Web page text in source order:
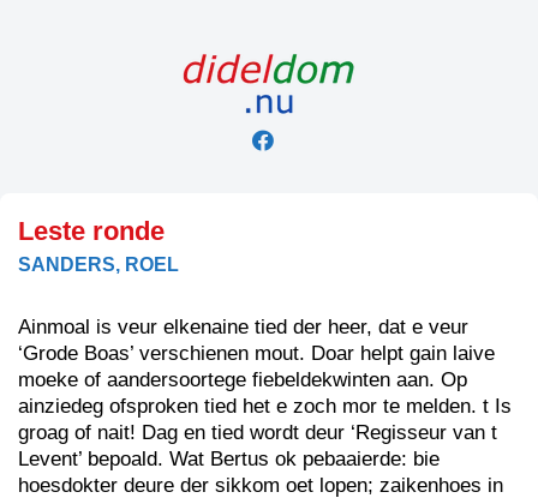
Leste ronde
SANDERS, ROEL
Ainmoal is veur elkenaine tied der heer, dat e veur
‘Grode Boas’ verschienen mout. Doar helpt gain laive
moeke of aandersoortege fiebeldekwinten aan. Op
ainziedeg ofsproken tied het e zoch mor te melden. t Is
groag of nait! Dag en tied wordt deur ‘Regisseur van t
Levent’ bepoald. Wat Bertus ok pebaaierde: bie
hoesdokter deure der sikkom oet lopen; zaikenhoes in